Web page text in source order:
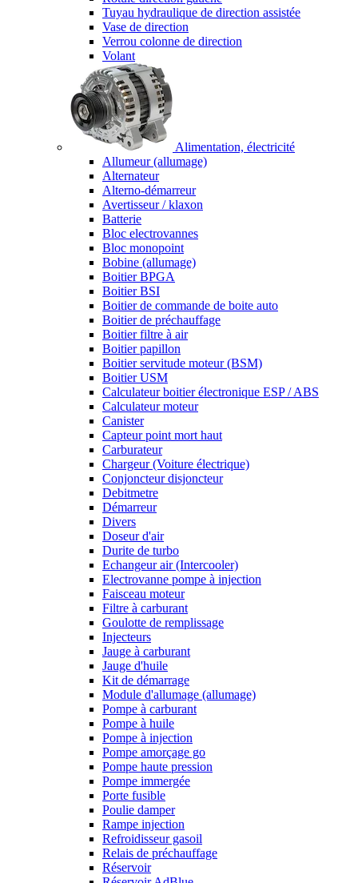
Tuyau hydraulique de direction assistée
Vase de direction
Verrou colonne de direction
Volant
Alimentation, électricité
Allumeur (allumage)
Alternateur
Alterno-démarreur
Avertisseur / klaxon
Batterie
Bloc electrovannes
Bloc monopoint
Bobine (allumage)
Boitier BPGA
Boitier BSI
Boitier de commande de boite auto
Boitier de préchauffage
Boitier filtre à air
Boitier papillon
Boitier servitude moteur (BSM)
Boitier USM
Calculateur boitier électronique ESP / ABS
Calculateur moteur
Canister
Capteur point mort haut
Carburateur
Chargeur (Voiture électrique)
Conjoncteur disjoncteur
Debitmetre
Démarreur
Divers
Doseur d'air
Durite de turbo
Echangeur air (Intercooler)
Electrovanne pompe à injection
Faisceau moteur
Filtre à carburant
Goulotte de remplissage
Injecteurs
Jauge à carburant
Jauge d'huile
Kit de démarrage
Module d'allumage (allumage)
Pompe à carburant
Pompe à huile
Pompe à injection
Pompe amorçage go
Pompe haute pression
Pompe immergée
Porte fusible
Poulie damper
Rampe injection
Refroidisseur gasoil
Relais de préchauffage
Réservoir